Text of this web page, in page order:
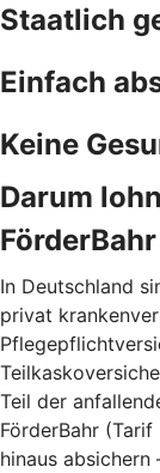
Staatlich
Einfach
Keine
Darum
FörderBahr
In Deutschland
privat
Teil der
FörderBahr
hinaus